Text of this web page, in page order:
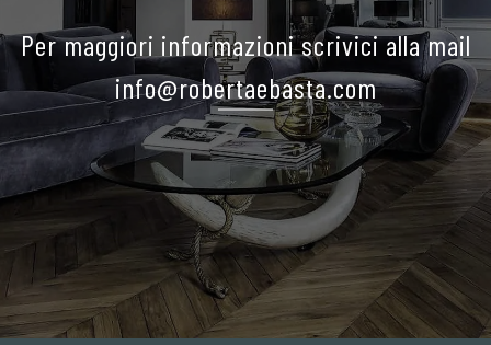
Per maggiori informazioni scrivici alla mail
info@robertaebasta.com